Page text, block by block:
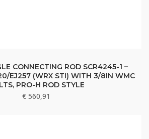
CONNECTING ROD SCR4245-1 –
EJ257 (WRX STI) WITH 3/8IN WMC
PRO-H ROD STYLE
€ 560,91